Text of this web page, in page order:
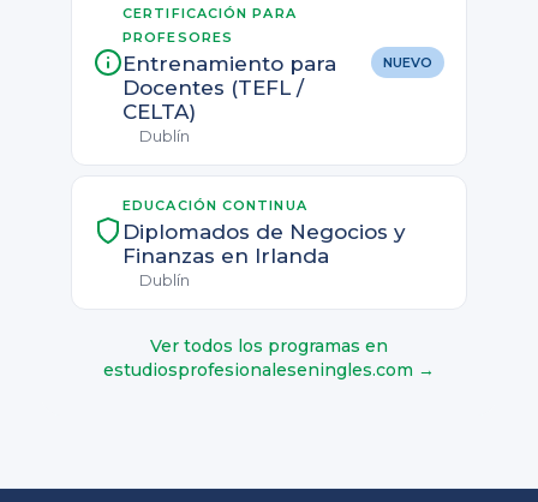
CERTIFICACIÓN PARA
PROFESORES
Entrenamiento para
Docentes (TEFL /
CELTA)
NUEVO
Dublín
EDUCACIÓN CONTINUA
Diplomados de Negocios y
Finanzas en Irlanda
Dublín
Ver todos los programas en
estudiosprofesionaleseningles.com →